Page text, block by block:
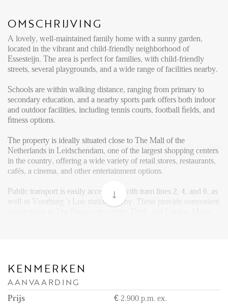
OMSCHRIJVING
A lovely, well-maintained family home with a sunny garden,
located in the vibrant and child-friendly neighborhood of
Essesteijn. The area is perfect for families, with child-friendly
streets, several playgrounds, and a wide range of facilities nearby.
Schools are within walking distance, ranging from primary to
secondary education, and a nearby sports park offers both indoor
and outdoor facilities, including tennis courts, football fields, and
fitness options.
The property is ideally situated close to The Mall of the
Netherlands in Leidschendam, one of the largest shopping centers
in the country, offering a wide variety of retail stores, restaurants,
cafés, a cinema, and other entertainment options.
Public transport is easily accessible, with tram lines 2, 4, and 6, as
well as Voorburg ’t Loo station nearby. These provide convenient
house.
At the front of the property, you find the separate kitchen, fully
equipped with modern built-in appliances, including an American
KENMERKEN
AANVAARDING
Prijs € 2.900 p.m. ex.
LOCAL LIFE
OVER ONS
Reviews
Werken bij
CONTACT
Den Haag
Rotterdam